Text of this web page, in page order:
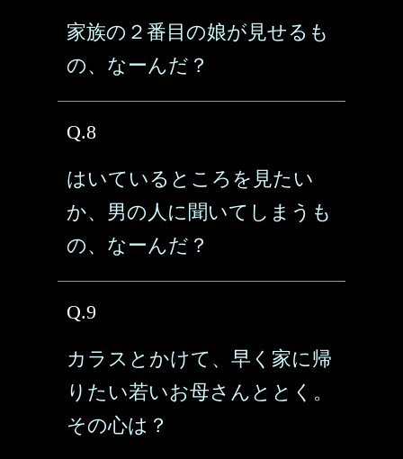
家族の２番目の娘が見せるも
の、なーんだ？
Q.8
はいているところを見たい
か、男の人に聞いてしまうも
の、なーんだ？
Q.9
カラスとかけて、早く家に帰
りたい若いお母さんととく。
その心は？